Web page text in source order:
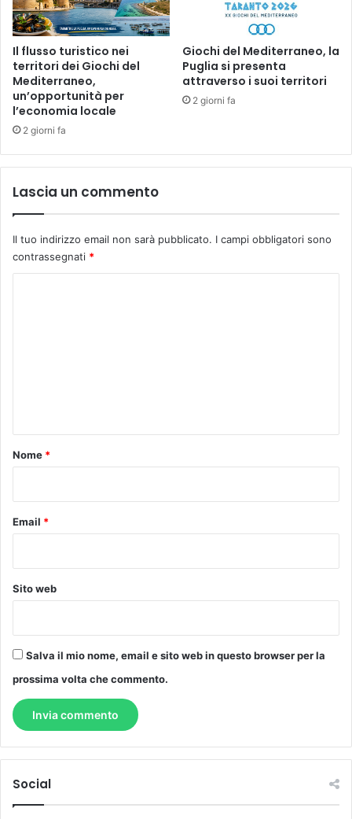
Il flusso turistico nei
territori dei Giochi del
Mediterraneo,
un’opportunità per
l’economia locale
2 giorni fa
Giochi del Mediterraneo, la
Puglia si presenta
attraverso i suoi territori
2 giorni fa
Lascia un commento
Il tuo indirizzo email non sarà pubblicato. I campi obbligatori sono
contrassegnati *
o
Nome *
Email *
Sito web
Salva il mio nome, email e sito web in questo browser per la
prossima volta che commento.
Social